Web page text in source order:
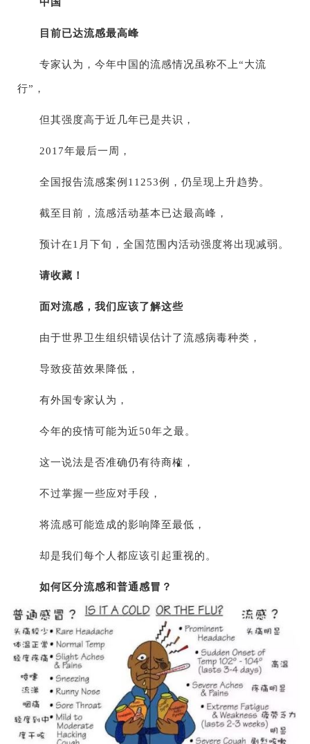
目前已达流感最高峰
专家认为，今年中国的流感情况虽称不上“大流
行”，
但其强度高于近几年已是共识，
2017年最后一周，
全国报告流感案例11253例，仍呈现上升趋势。
截至目前，流感活动基本已达最高峰，
预计在1月下旬，全国范围内活动强度将出现减弱。
请收藏！
面对流感，我们应该了解这些
由于世界卫生组织错误估计了流感病毒种类，
导致疫苗效果降低，
有外国专家认为，
今年的疫情可能为近50年之最。
这一说法是否准确仍有待商榷，
不过掌握一些应对手段，
将流感可能造成的影响降至最低，
却是我们每个人都应该引起重视的。
如何区分流感和普通感冒？